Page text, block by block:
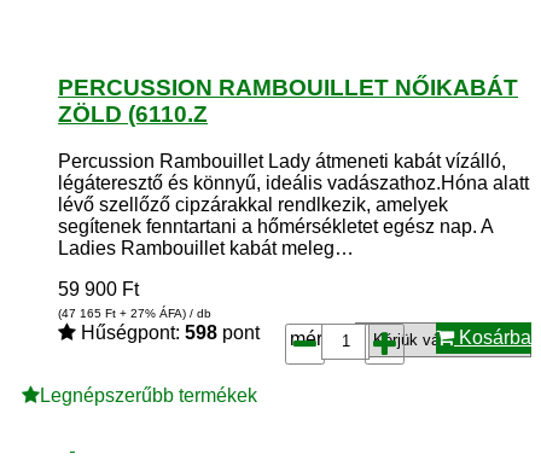
PERCUSSION RAMBOUILLET NŐIKABÁT
ZÖLD (6110.Z
Percussion Rambouillet Lady átmeneti kabát vízálló,
légáteresztő és könnyű, ideális vadászathoz.Hóna alatt
lévő szellőző cipzárakkal rendlkezik, amelyek
segítenek fenntartani a hőmérsékletet egész nap. A
Ladies Rambouillet kabát meleg…
59 900 Ft
(47 165 Ft + 27% ÁFA) / db
Hűségpont: 598 pont méret*: Kosárba
Legnépszerűbb termékek